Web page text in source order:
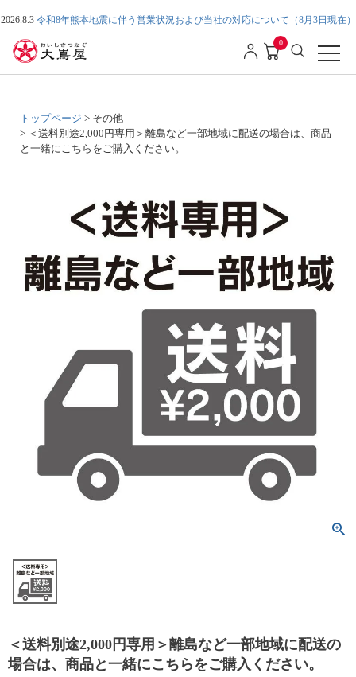
2026.8.3 令和8年熊本地震に伴う営業状況および当社の対応について（8月3日現在）
0
トップページ
その他
＜送料別途2,000円専用＞離島など一部地域に配送の場合は、商品
と一緒にこちらをご購入ください。
＜送料別途2,000円専用＞離島など一部地域に配送の
場合は、商品と一緒にこちらをご購入ください。